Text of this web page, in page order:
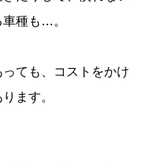
種も…。
ても、コストをかけ
ます。